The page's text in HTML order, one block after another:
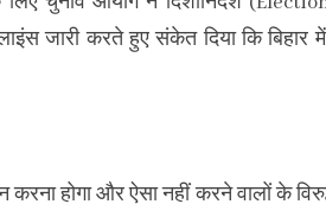
जारी करते हुए संकेत दिया कि बिहार
होगा और ऐसा नहीं करने वालों के